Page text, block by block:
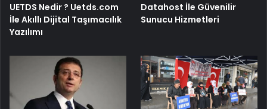
UETDS Nedir ? Uetds.com
İle Akıllı Dijital Taşımacılık
Yazılımı
Datahost İle Güvenilir
Sunucu Hizmetleri